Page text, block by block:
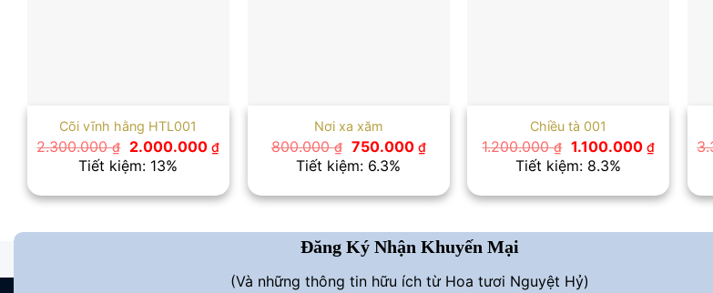
Cõi vĩnh hằng HTL001
2.300.000₫
Giá
gốc
là:
2.000.000₫Giá
là:
2.000.000 ₫.
Tiết kiệm: 13%
Nơi xa xăm
800.000₫
Giá
gốc
là:
750.000 ₫Giá
hiện
750.000 ₫.
Tiết kiệm: 6.3%
Chiều tà 001
1.200.000₫ Giá
gốc
là:
1.100.000₫Giá
là:
Tiết kiệm: 8.3%
Đăng Ký Nhận Khuyến Mại
(Và những thông tin hữu ích từ Hoa tươi Nguyệt Hỷ)